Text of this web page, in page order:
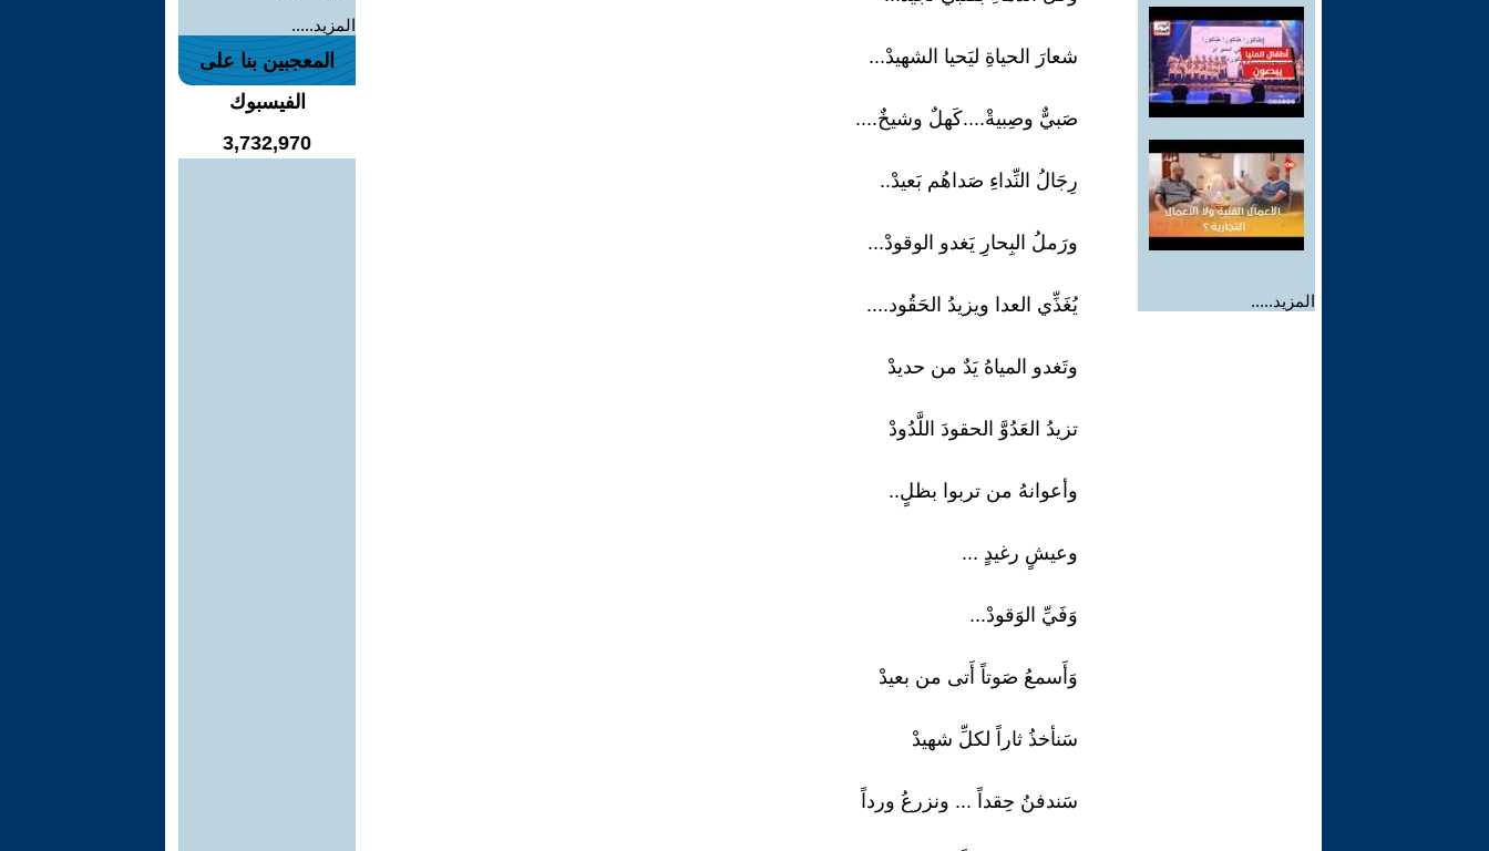
المزيد.....
شعارَ الحياةِ ليَحيا الشهيدْ...
صَبيٌّ وصِبيةْ....كَهلٌ وشيخٌ....
رِجَالُ النِّداءِ صَداهُم بَعيدْ..
ورَملُ البِحارِ يَغدو الوقودْ...
يُغَذِّي العدا ويزيدُ الحَقُود....
وتَغدو المياهُ يَدٌ من حديدْ
تزيدُ العَدُوَّ الحقودَ اللَّدُودْ
وأعوانهُ من تربوا بظلٍ..
وعيشٍ رغيدٍ ...
وَفَيِّ الوَقودْ...
وَأَسمعُ صَوتاً أَتى من بعيدْ
سَنأخذُ ثاراً لكلِّ شهيدْ
سَندفنُ حِقداً ... ونزرعُ ورداً
المزيد.....
المعجبين بنا على
الفيسبوك
3,732,970